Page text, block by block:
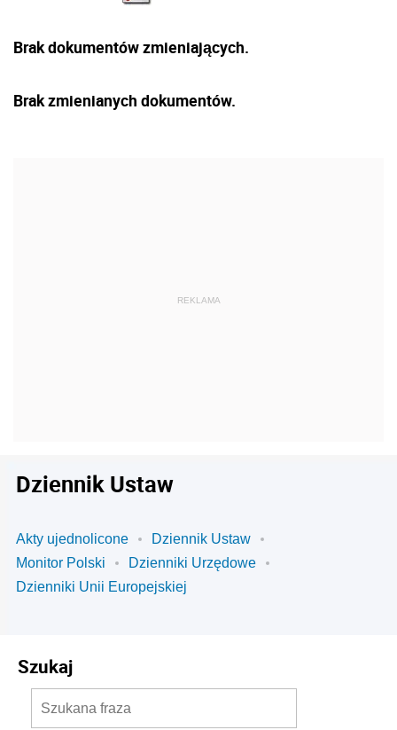
Brak dokumentów zmieniających.
Brak zmienianych dokumentów.
Dziennik Ustaw
Akty ujednolicone
Dziennik Ustaw
Monitor Polski
Dzienniki Urzędowe
Dzienniki Unii Europejskiej
Szukaj